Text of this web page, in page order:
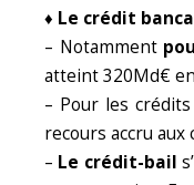
♦ Le crédit
– Notamment
atteint 320Md€ en
– Pour les
recours accru
– Le crédit-bail